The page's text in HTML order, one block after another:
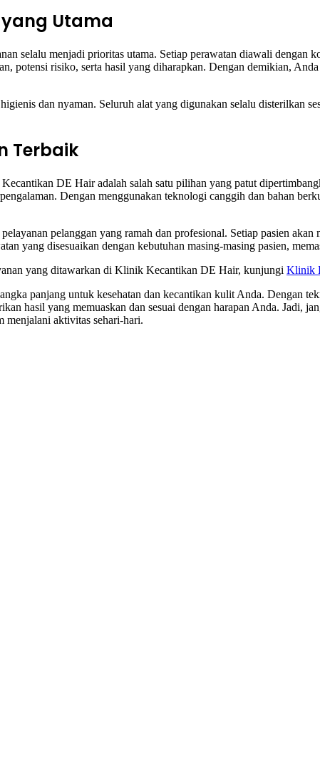
Utama
selalu menjadi prioritas utama. Setiap perawatan diawali
potensi risiko, serta hasil yang diharapkan. Dengan demikian,
dan nyaman. Seluruh alat yang digunakan selalu disterilkan
Terbaik
DE Hair adalah salah satu pilihan yang patut
Dengan menggunakan teknologi canggih dan bahan
pelanggan yang ramah dan profesional. Setiap pasien
yang disesuaikan dengan kebutuhan masing-masing pasien,
yang ditawarkan di Klinik Kecantikan DE Hair, kunjungi Klinik
panjang untuk kesehatan dan kecantikan kulit Anda. Dengan
hasil yang memuaskan dan sesuai dengan harapan Anda. Jadi,
menjalani aktivitas sehari-hari.